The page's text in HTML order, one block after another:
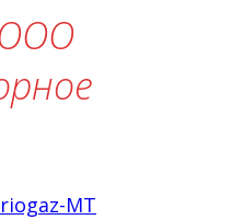
MT